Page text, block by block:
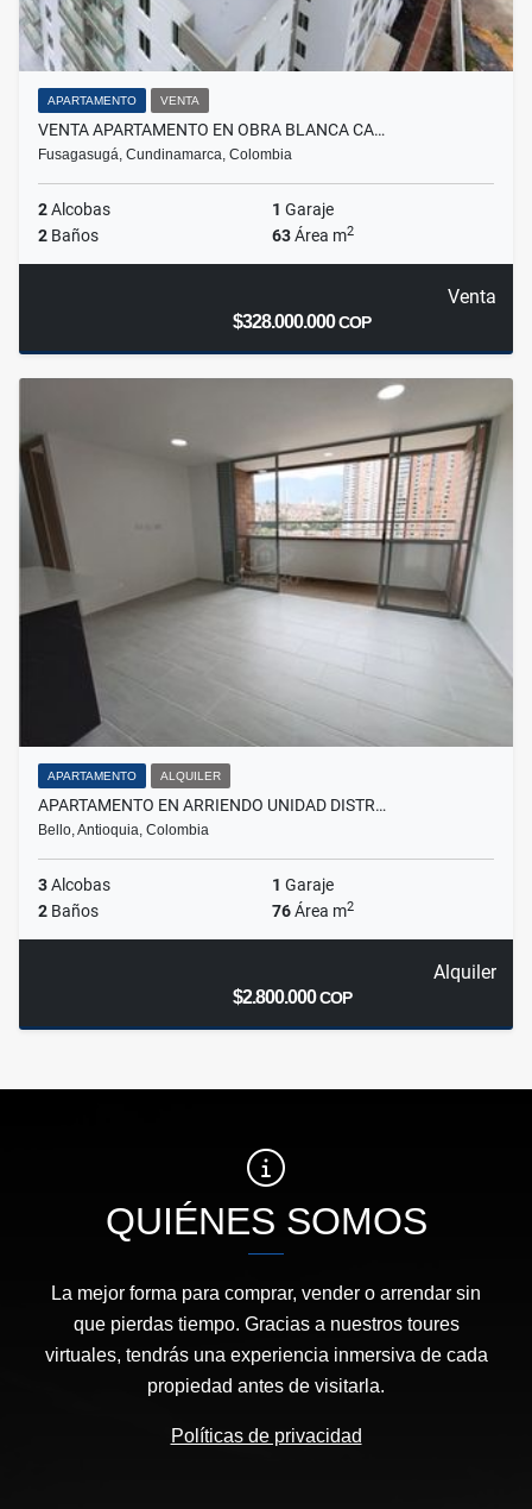
APARTAMENTO VENTA
VENTA APARTAMENTO EN OBRA BLANCA CA…
Fusagasugá, Cundinamarca, Colombia
2Alcobas 1 Garaje
2 Baños 63Área m2
Venta
$328.000.000COP
APARTAMENTO ALQUILER
APARTAMENTO EN ARRIENDO UNIDAD DISTR…
Bello, Antioquia, Colombia
3Alcobas 1 Garaje
2 Baños 76Área m2
Alquiler
$2.800.000COP
QUIÉNES SOMOS
La mejor forma para comprar, vender o arrendar sin
que pierdas tiempo. Gracias a nuestros toures
virtuales, tendrás una experiencia inmersiva de cada
propiedad antes de visitarla.
Políticas de privacidad